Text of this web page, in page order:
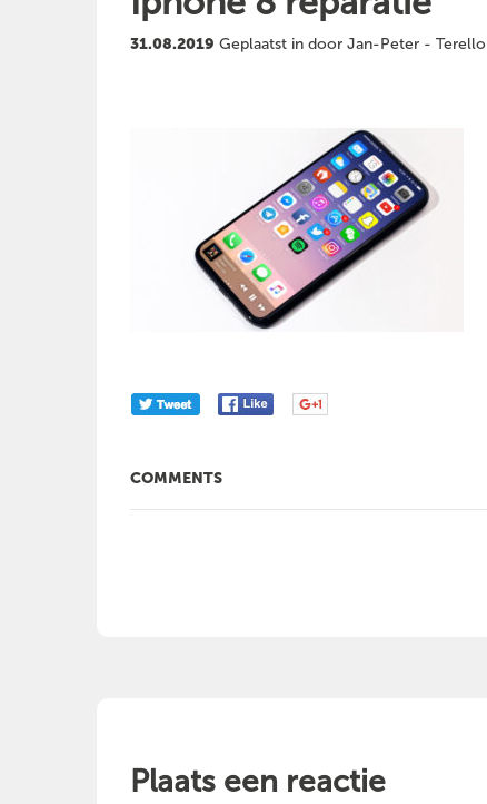
31.08.2019 Geplaatst in door Jan-Peter - Terello
COMMENTS
Plaats een reactie